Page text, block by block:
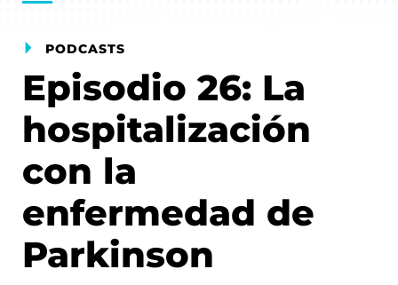
PODCASTS
Episodio 26: La
hospitalización
con la
enfermedad de
Parkinson